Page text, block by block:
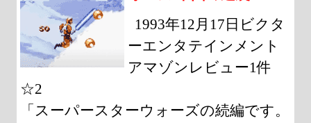
1993年12月17日ビクタ
ーエンタテインメント
アマゾンレビュー1件
☆2
「スーパースターウォーズの続編です。